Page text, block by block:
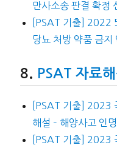
만사소송 판결 확정
[PSAT 기출] 2022
당뇨 처방 약품 금지
PSAT 자료
[PSAT 기출] 2023
해설 – 해양사고 인
[PSAT 기출] 2023